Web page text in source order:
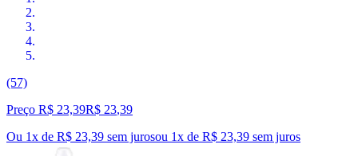
(57)
Preço R$ 23,39R$ 23,39
Ou 1x de R$ 23,39 sem jurosou 1x de R$ 23,39 sem juros